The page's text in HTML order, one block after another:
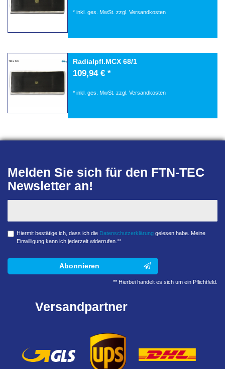
* inkl. ges. MwSt. zzgl. Versandkosten
Radialpfl.MCX 68/1
109,94 € *
* inkl. ges. MwSt. zzgl. Versandkosten
Melden Sie sich für den FTN-TEC
Newsletter an!
Hiermit bestätige ich, dass ich die Daten­schutz­erklärunggelesen habe. Meine
Einwilligung kann ich jederzeit widerrufen.**
Abonnieren
** Hierbei handelt es sich um ein Pflichtfeld.
Versandpartner